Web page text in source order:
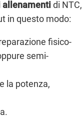
allenamentidi NTC,
in questo modo:
fisico-
semi-
la potenza,